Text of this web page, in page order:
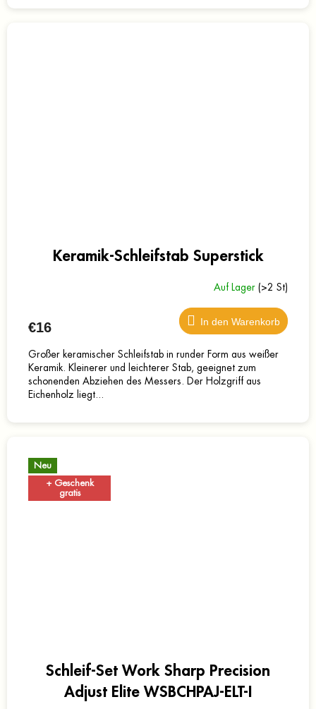
Keramik-Schleifstab Superstick
Auf Lager (>2 St)
€16 In den Warenkorb
Großer keramischer Schleifstab in runder Form aus weißer
Keramik. Kleinerer und leichterer Stab, geeignet zum
schonenden Abziehen des Messers. Der Holzgriff aus
Eichenholz liegt...
Neu
+ Geschenk
gratis
Schleif-Set Work Sharp Precision
Adjust Elite WSBCHPAJ-ELT-I